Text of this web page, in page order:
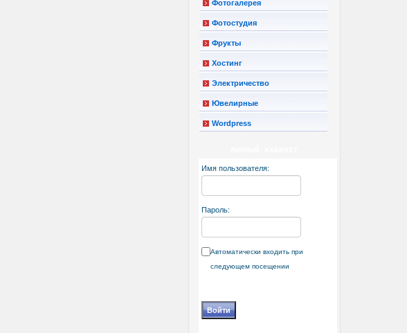
Фотогалерея
Фотостудия
Фрукты
Хостинг
Электричество
Ювелирные
Wordpress
Имя пользователя:
Пароль:
Автоматически входить при
следующем посещении